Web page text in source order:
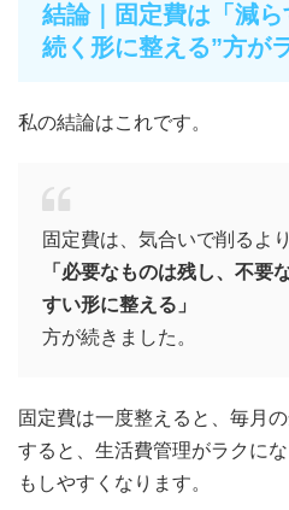
結論｜固定費は「減
続く形に整える”方が
私の結論はこれです。
固定費は、気合いで削るより
「必要なものは残し、不要
すい形に整える」
方が続きました。
固定費は一度整えると、毎月の
すると、生活費管理がラクに
もしやすくなります。